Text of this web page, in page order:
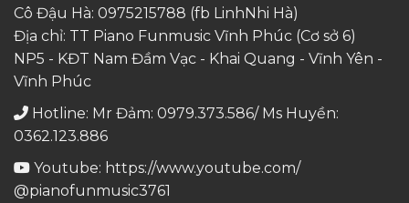
Cô Đậu Hà: 0975215788 (fb LinhNhi Hà)
Địa chỉ: TT Piano Funmusic Vĩnh Phúc (Cơ sở 6)
NP5 - KĐT Nam Đầm Vạc - Khai Quang - Vĩnh Yên -
Vĩnh Phúc
Hotline: Mr Đảm: 0979.373.586/ Ms Huyền:
0362.123.886
Youtube: https://www.youtube.com/
@pianofunmusic3761